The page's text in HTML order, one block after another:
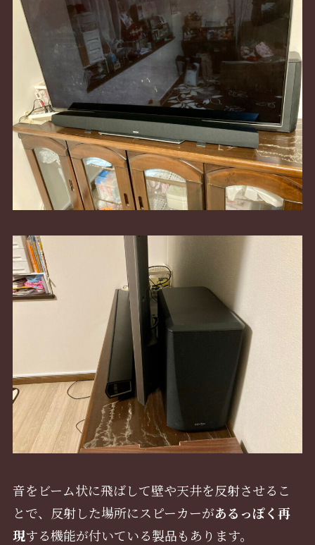
音をビーム状に飛ばして壁や天井を反射させるこ
とで、反射した場所にスピーカーがあるっぽく再
現する機能が付いている製品もあります。